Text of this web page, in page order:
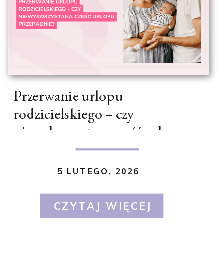
CZYTAJ WIĘCEJ
5 LUTEGO, 2026
Przerwanie urlopu
rodzicielskiego – czy
niewykorzystana część urlopu
przepadnie?